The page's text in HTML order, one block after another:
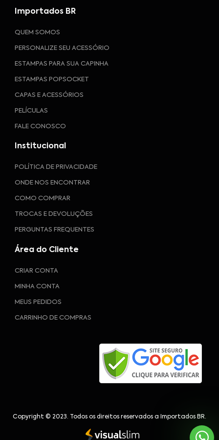
Importados BR
QUEM SOMOS
PERSONALIZE SEU ACESSÓRIO
ESTAMPAS PARA SUA CAPINHA
ESTAMPAS POPSOCKET
CAPAS E ACESSÓRIOS
PELÍCULAS
FALE CONOSCO
Institucional
POLÍTICA DE PRIVACIDADE
ONDE NOS ENCONTRAR
COMO COMPRAR
TROCAS E DEVOLUÇÕES
PERGUNTAS FREQUENTES
Área do Cliente
CRIAR CONTA
MINHA CONTA
MEUS PEDIDOS
CARRINHO DE COMPRAS
Copyright © 2023. Todos os direitos reservados a Importados BR.